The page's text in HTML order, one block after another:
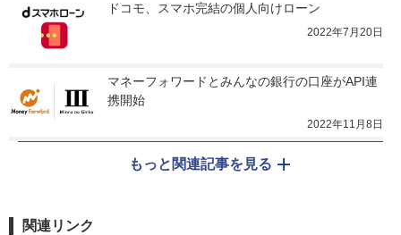
ドコモ、スマホ完結の個人向けローン
2022年7月20日
マネーフォワードとみんなの銀行の口座がAPI連
携開始
2022年11月8日
もっと関連記事を見る
関連リンク